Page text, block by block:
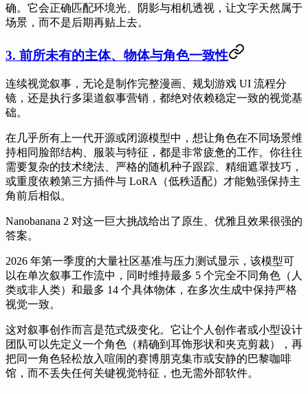
确。它会正确匹配环境光、阴影与相机透视，让文字天然属于
场景，而不是后期再贴上去。
3. 前所未有的主体、物体与角色一致性
连续视觉叙事，无论是制作完整漫画、规划游戏 UI 流程分
镜，还是执行多渠道叙事营销，都绝对依赖稳定一致的视觉基
础。
在几乎所有上一代开源或闭源模型中，想让角色在不同场景维
持相同脸部结构、服装与特征，都是非常疲惫的工作。你往往
需要复杂的技术绕法、严格的随机种子跟踪、精细遮罩技巧，
或重度依赖第三方插件与 LoRA（低秩适配）才能勉强保持主
角前后相似。
Nanobanana 2 对这一巨大挑战给出了原生、优雅且效果很强的
答案。
2026 年第一季度的大量社区基准与压力测试显示，该模型可
以在单次叙事工作流中，同时维持最多 5 个完全不同角色（人
类或非人类）和最多 14 个具体物体，在多次生成中保持严格
视觉一致。
这对叙事创作而言是范式级变化。它让个人创作者或小型设计
团队可以先定义一个角色（精确到耳饰形状和夹克剪裁），再
把同一角色轻松放入喧闹的赛博朋克集市或安静的巴黎咖啡
馆，而不丢失任何关键视觉特征，也无需外部软件。